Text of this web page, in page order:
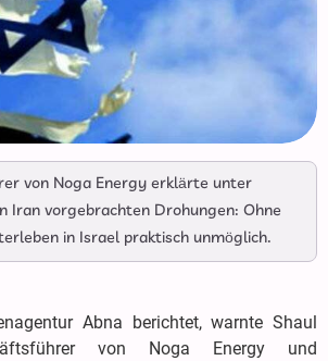
von Noga Energy erklärte unter
Iran vorgebrachten Drohungen: Ohne
in Israel praktisch unmöglich.
Abna berichtet, warnte Shaul
von Noga Energy und